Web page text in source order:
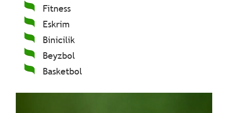
Fitness
Eskrim
Binicilik
Beyzbol
Basketbol